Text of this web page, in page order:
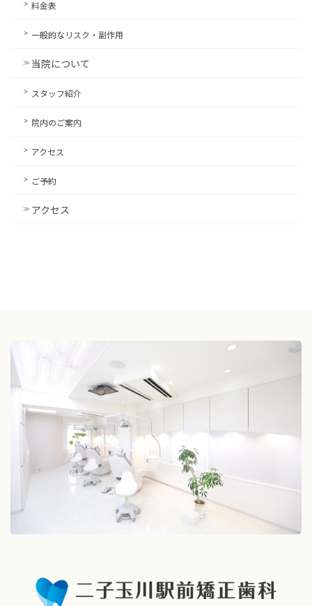
料金表
一般的なリスク・副作用
当院について
スタッフ紹介
院内のご案内
アクセス
ご予約
アクセス